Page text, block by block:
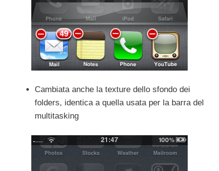
Cambiata anche la texture dello sfondo dei
folders, identica a quella usata per la barra del
multitasking